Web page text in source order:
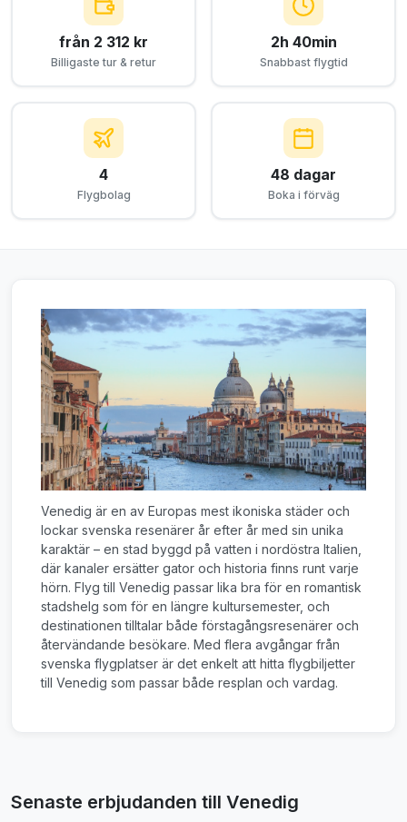
från 2 312 kr
Billigaste tur & retur
2h 40min
Snabbast flygtid
4
Flygbolag
48 dagar
Boka i förväg
Venedig är en av Europas mest ikoniska städer och
lockar svenska resenärer år efter år med sin unika
karaktär – en stad byggd på vatten i nordöstra Italien,
där kanaler ersätter gator och historia finns runt varje
hörn. Flyg till Venedig passar lika bra för en romantisk
stadshelg som för en längre kultursemester, och
destinationen tilltalar både förstagångsresenärer och
återvändande besökare. Med flera avgångar från
svenska flygplatser är det enkelt att hitta flygbiljetter
till Venedig som passar både resplan och vardag.
Senaste erbjudanden till Venedig